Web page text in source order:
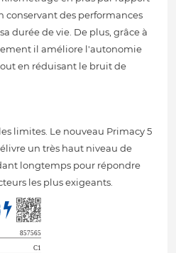
conservant des performances
durée de vie. De plus, grâce à
il améliore l'autonomie
en réduisant le bruit de
limites. Le nouveau Primacy 5
un très haut niveau de
longtemps pour répondre
les plus exigeants.